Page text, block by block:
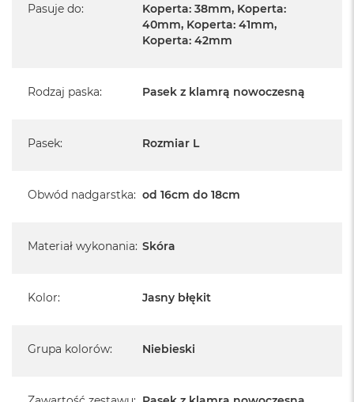
Pasuje do:
Koperta: 38mm, Koperta:
40mm, Koperta: 41mm,
Koperta: 42mm
Rodzaj paska: Pasek z klamrą nowoczesną
Pasek: Rozmiar L
Obwód nadgarstka: od 16cm do 18cm
Materiał wykonania: Skóra
Kolor: Jasny błękit
Grupa kolorów: Niebieski